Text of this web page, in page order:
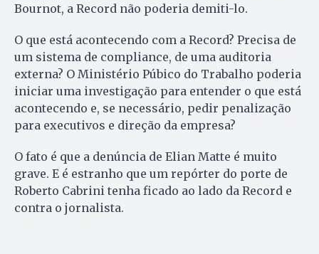
Bournot, a Record não poderia demiti-lo.
O que está acontecendo com a Record? Precisa de
um sistema de compliance, de uma auditoria
externa? O Ministério Púbico do Trabalho poderia
iniciar uma investigação para entender o que está
acontecendo e, se necessário, pedir penalização
para executivos e direção da empresa?
O fato é que a denúncia de Elian Matte é muito
grave. E é estranho que um repórter do porte de
Roberto Cabrini tenha ficado ao lado da Record e
contra o jornalista.